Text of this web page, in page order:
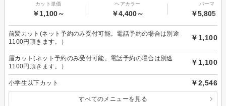
カット単価
￥1,100～
ヘアカラー
￥4,400～
パーマ
￥5,805～
前髪カット(ネット予約のみ受付可能。電話予約の場合は別途
1100円頂きます。）
￥1,100
眉カット(ネット予約のみ受付可能。電話予約の場合は別途
1100円頂きます。）
￥1,100
小学生以下カット ￥2,546
すべてのメニューを見る